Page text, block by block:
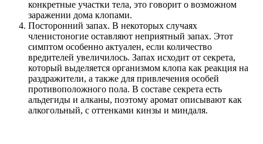
конкретные участки тела, это говорит о возможном
заражении дома клопами.
Посторонний запах. В некоторых случаях
членистоногие оставляют неприятный запах. Этот
симптом особенно актуален, если количество
вредителей увеличилось. Запах исходит от секрета,
который выделяется организмом клопа как реакция на
раздражители, а также для привлечения особей
противоположного пола. В составе секрета есть
альдегиды и алканы, поэтому аромат описывают как
алкогольный, с оттенками кинзы и миндаля.